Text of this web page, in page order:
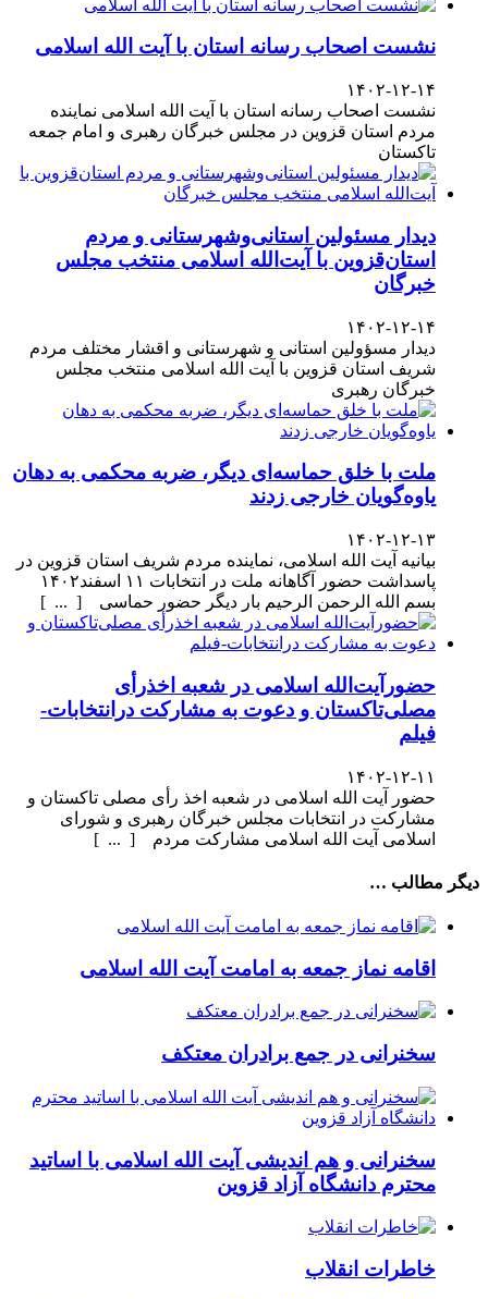
نشست اصحاب رسانه استان با آیت الله اسلامی
۱۴۰۲-۱۲-۱۴
نشست اصحاب رسانه استان با آیت الله اسلامی نماینده
مردم استان قزوین در مجلس خبرگان رهبری و امام جمعه
تاکستان
دیدار مسئولین استانی‌وشهرستانی و مردم‌
استان‌قزوین با آیت‌الله‌ اسلامی منتخب مجلس‌
خبرگان
۱۴۰۲-۱۲-۱۴
دیدار مسؤولین استانی و شهرستانی و اقشار مختلف مردم
شریف استان قزوین با آیت الله اسلامی منتخب مجلس
خبرگان رهبری
ملت با خلق حماسه‌ای دیگر، ضربه محکمی به دهان
یاوه‌گویان خارجی زدند
۱۴۰۲-۱۲-۱۳
بیانیه آیت الله اسلامی، نماینده مردم شریف استان قزوین در
پاسداشت حضور آگاهانه ملت در انتخابات ۱۱ اسفند۱۴۰۲
بسم الله الرحمن الرحیم بار دیگر حضور حماسی [ ... ]
حضورآیت‌الله اسلامی در شعبه اخذرأی
مصلی‌تاکستان و دعوت به مشارکت درانتخابات-
فیلم
۱۴۰۲-۱۲-۱۱
حضور آیت الله اسلامی در شعبه اخذ رأی مصلی تاکستان و
مشارکت در انتخابات مجلس خبرگان رهبری و شورای
اسلامی آیت الله اسلامی مشارکت مردم [ ... ]
دیگر مطالب …
اقامه نماز جمعه به امامت آیت الله اسلامی
سخنرانی در جمع برادران معتکف
سخنرانی و هم اندیشی آیت الله اسلامی با اساتید
محترم دانشگاه آزاد قزوین
خاطرات انقلاب